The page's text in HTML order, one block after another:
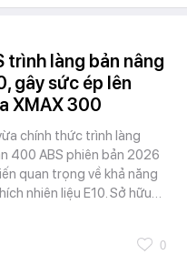
trình làng bản nâng
gây sức ép lên
XMAX 300
chính thức trình làng
400 ABS phiên bản 2026
quan trọng về khả năng
nhiên liệu E10. Sở hữu…
0